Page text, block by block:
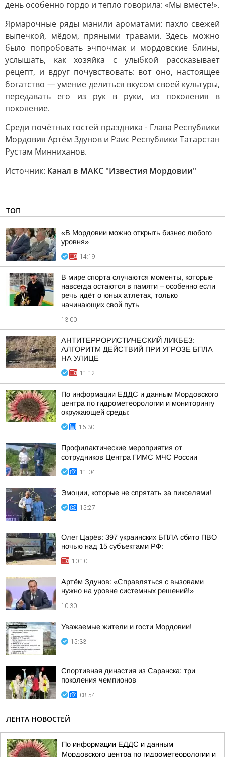
день особенно гордо и тепло говорила: «Мы вместе!».
Ярмарочные ряды манили ароматами: пахло свежей
выпечкой, мёдом, пряными травами. Здесь можно
было попробовать эчпочмак и мордовские блины,
услышать, как хозяйка с улыбкой рассказывает
рецепт, и вдруг почувствовать: вот оно, настоящее
богатство — умение делиться вкусом своей культуры,
передавать его из рук в руки, из поколения в
поколение.
Среди почётных гостей праздника - Глава Республики
Мордовия Артём Здунов и Раис Республики Татарстан
Рустам Минниханов.
Источник: Канал в МАКС "Известия Мордовии"
ТОП
«В Мордовии можно открыть бизнес любого
уровня»
14:19
В мире спорта случаются моменты, которые
навсегда остаются в памяти – особенно если
речь идёт о юных атлетах, только
начинающих свой путь
13:00
АНТИТЕРРОРИСТИЧЕСКИЙ ЛИКБЕЗ:
АЛГОРИТМ ДЕЙСТВИЙ ПРИ УГРОЗЕ БПЛА
НА УЛИЦЕ
11:12
По информации ЕДДС и данным Мордовского
центра по гидрометеорологии и мониторингу
окружающей среды:
16:30
Профилактические мероприятия от
сотрудников Центра ГИМС МЧС России
11:04
Эмоции, которые не спрятать за пикселями!
15:27
Олег Царёв: 397 украинских БПЛА сбито ПВО
ночью над 15 субъектами РФ:
10:10
Артём Здунов: «Справляться с вызовами
нужно на уровне системных решений!»
10:30
Уважаемые жители и гости Мордовии!
15:33
Спортивная династия из Саранска: три
поколения чемпионов
08:54
ЛЕНТА НОВОСТЕЙ
По информации ЕДДС и данным
Мордовского центра по гидрометеорологии и